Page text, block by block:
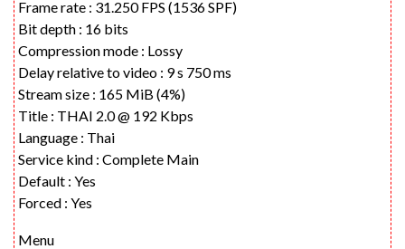
Frame rate : 31.250 FPS (1536 SPF)
Bit depth : 16 bits
Compression mode : Lossy
Delay relative to video : 9 s 750 ms
Stream size : 165 MiB (4%)
Title : THAI 2.0 @ 192 Kbps
Language : Thai
Service kind : Complete Main
Default : Yes
Forced : Yes
Menu